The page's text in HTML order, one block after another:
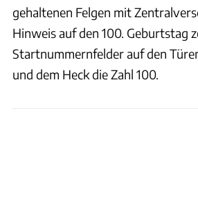
gehaltenen Felgen mit
Hinweis auf den 100. Geburtstag
Startnummernfelder auf den
und dem Heck die Zahl 100.